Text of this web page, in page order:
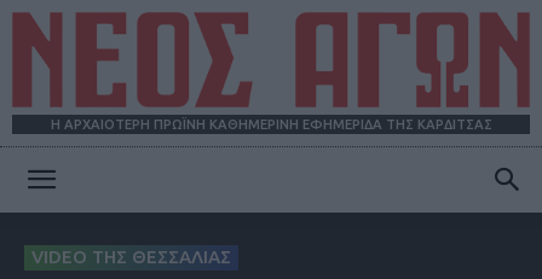
Η ΑΡΧΑΙΟΤΕΡΗ ΠΡΩΪΝΗ ΚΑΘΗΜΕΡΙΝΗ ΕΦΗΜΕΡΙΔΑ ΤΗΣ ΚΑΡΔΙΤΣΑΣ
VIDEO ΤΗΣ ΘΕΣΣΑΛΙΑΣ